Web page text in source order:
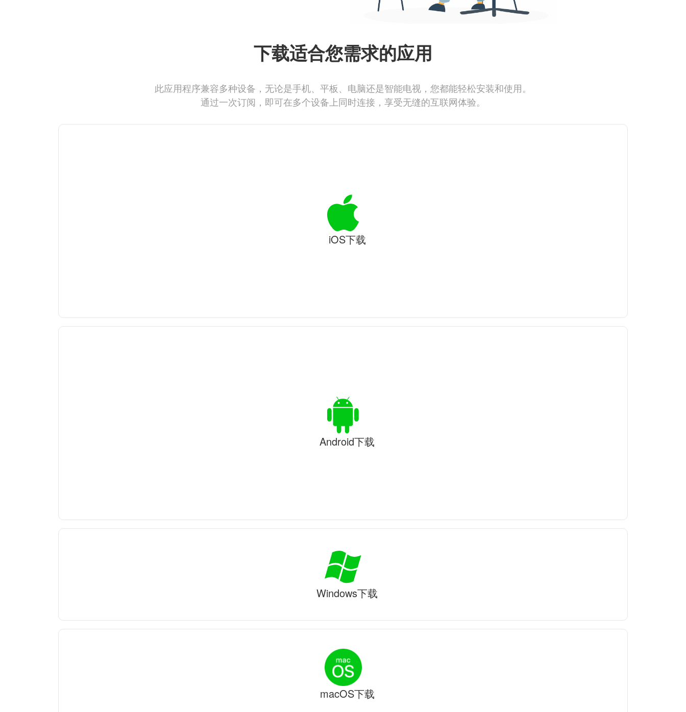
下载适合您需求的应用
此应用程序兼容多种设备，无论是手机、平板、电脑还是智能电视，您都能轻松安装和使用。
通过一次订阅，即可在多个设备上同时连接，享受无缝的互联网体验。
iOS下载
Android下载
Windows下载
macOS下载